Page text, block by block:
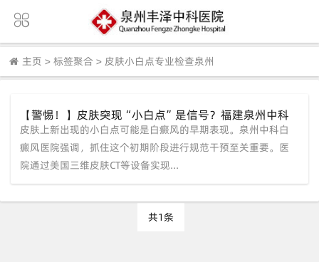
主页 > 标签聚合 > 皮肤小白点专业检查泉州
【警惕！】皮肤突现“小白点”是信号？福建泉州中科
白癜风医院解析早期规范干预的重要性
皮肤上新出现的小白点可能是白癜风的早期表现。泉州中科白
癜风医院强调，抓住这个初期阶段进行规范干预至关重要。医
院通过美国三维皮肤CT等设备实现...
共1条